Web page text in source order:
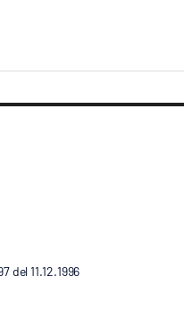
del 11.12.1996